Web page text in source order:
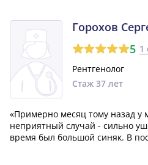
приветлива и доброжелательна
Горохов
5 1
Рентгенолог
Стаж 37 лет
«Примерно месяц тому назад у
неприятный случай - сильно
время был большой синяк. В